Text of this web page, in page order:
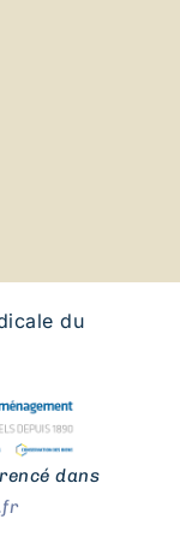
du
dans